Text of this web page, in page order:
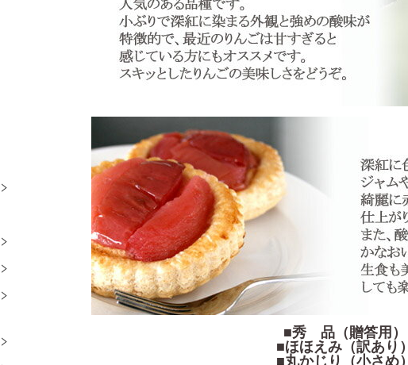
■秀 品（贈答用）
■ほほえみ（訳あり
■丸かじり（小さめ